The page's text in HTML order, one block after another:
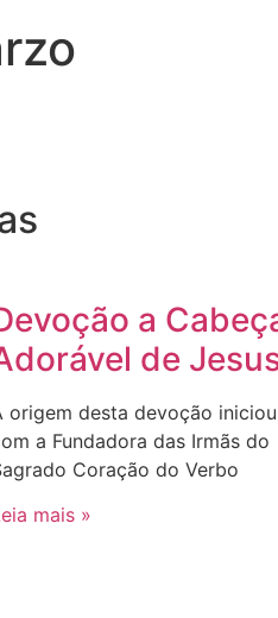
a
de
origem desta devoção
a Fundadora das Irmãs do
Coração do Verbo
mais »